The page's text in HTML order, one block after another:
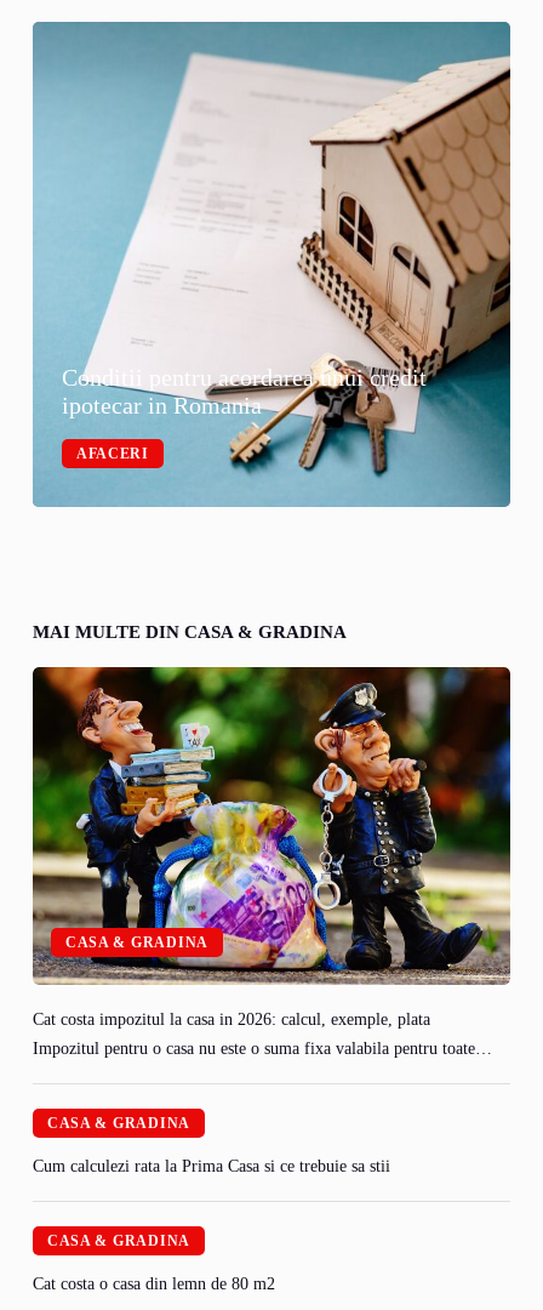
Conditii pentru acordarea unui credit
ipotecar in Romania
AFACERI
MAI MULTE DIN CASA & GRADINA
CASA & GRADINA
Cat costa impozitul la casa in 2026: calcul, exemple, plata
Impozitul pentru o casa nu este o suma fixa valabila pentru toate…
CASA & GRADINA
Cum calculezi rata la Prima Casa si ce trebuie sa stii
CASA & GRADINA
Cat costa o casa din lemn de 80 m2